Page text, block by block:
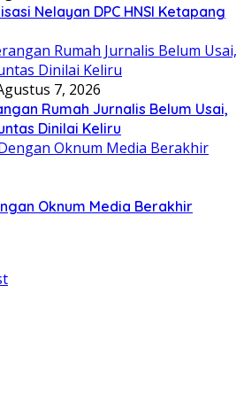
Nelayan DPC HNSI Ketapang
7, 2026
Rumah Jurnalis Belum Usai,
Dinilai Keliru
Oknum Media Berakhir